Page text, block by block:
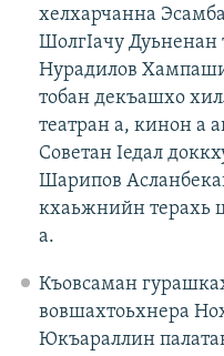
хелхарчанна
ШолгIачу Дуьненан
Нурадилов
тобан декъашхо
театран а, кинон а
Советан Iедал
Шарипов
кхаьжнийн терахь
а.
Къовсаман
вовшахтоьхнера
Юкъараллин